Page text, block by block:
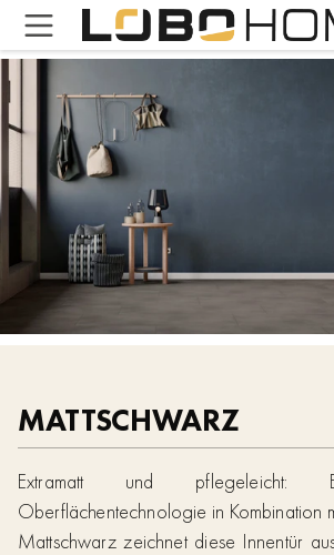
MATTSCHWARZ
Extramatt und pflegeleicht:
Oberflächentechnologie in Kombination
Mattschwarz zeichnet diese Innentür